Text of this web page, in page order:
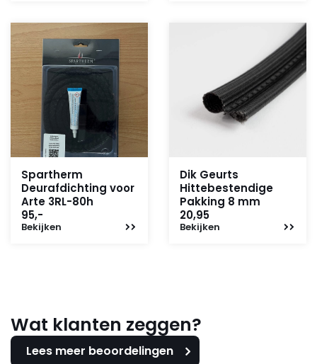
Spartherm
Deurafdichting voor
Arte 3RL-80h
95,-
Bekijken
Dik Geurts
Hittebestendige
Pakking 8 mm
20,95
Bekijken
Wat klanten zeggen?
Lees meer beoordelingen